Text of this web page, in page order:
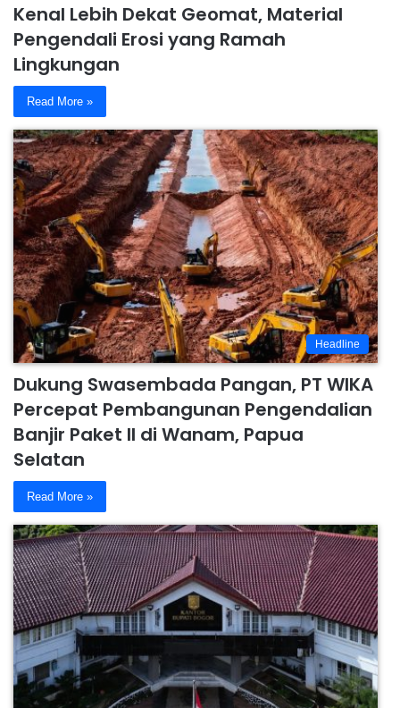
Kenal Lebih Dekat Geomat, Material
Pengendali Erosi yang Ramah
Lingkungan
Read More »
Headline
Dukung Swasembada Pangan, PT WIKA
Percepat Pembangunan Pengendalian
Banjir Paket II di Wanam, Papua
Selatan
Read More »